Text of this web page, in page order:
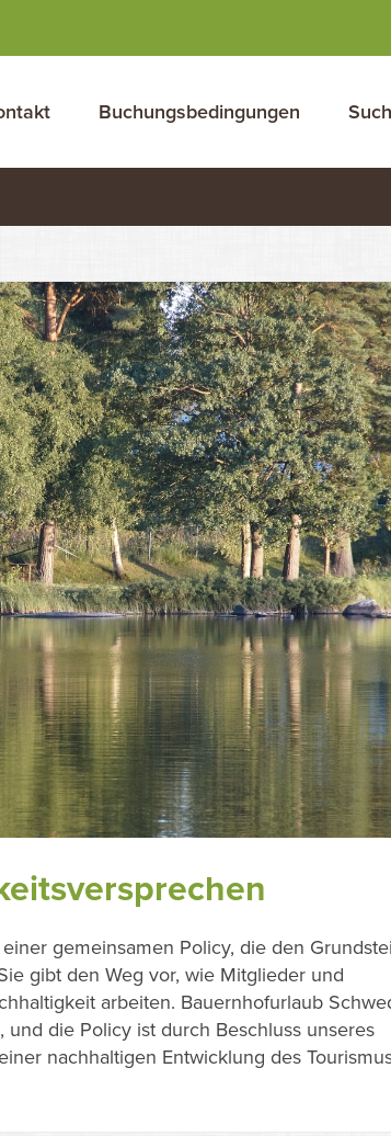
Buchungsbedingungen
gemeinsamen Policy, die den
gibt den Weg vor, wie Mitglieder und
arbeiten. Bauernhofurlaub
die Policy ist durch Beschluss unseres
nachhaltigen Entwicklung des